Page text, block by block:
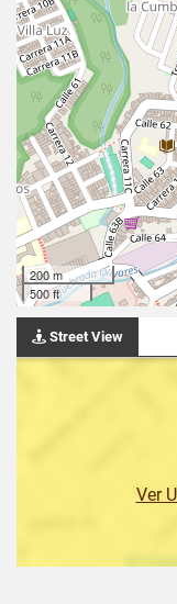
200 m
500 ft
Street View
Ver